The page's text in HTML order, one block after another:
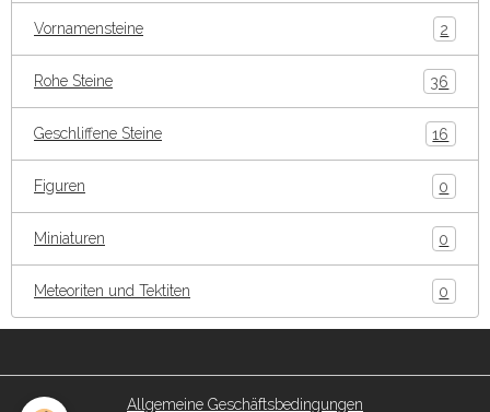
Vornamensteine 2
Rohe Steine 36
Geschliffene Steine 16
Figuren 0
Miniaturen 0
Meteoriten und Tektiten 0
Allgemeine Geschäftsbedingungen